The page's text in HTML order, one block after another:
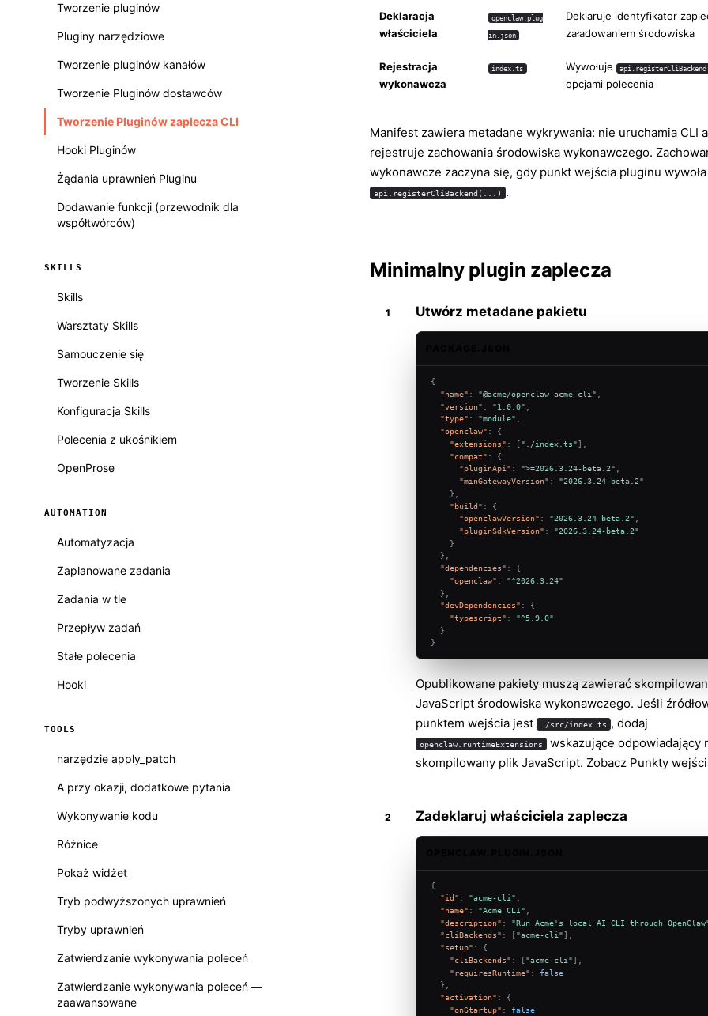
Tworzenie pluginów
Pluginy narzędziowe
Tworzenie pluginów kanałów
Tworzenie Pluginów dostawców
Tworzenie Pluginów zaplecza CLI
Hooki Pluginów
Żądania uprawnień Pluginu
Dodawanie funkcji (przewodnik dla
współtwórców)
SKILLS
Skills
Warsztaty Skills
Samouczenie się
Tworzenie Skills
Konfiguracja Skills
Polecenia z ukośnikiem
OpenProse
AUTOMATION
Automatyzacja
Zaplanowane zadania
Zadania w tle
Przepływ zadań
Stałe polecenia
Hooki
TOOLS
narzędzie apply_patch
A przy okazji, dodatkowe pytania
Wykonywanie kodu
Różnice
Pokaż widżet
Tryb podwyższonych uprawnień
Tryby uprawnień
Zatwierdzanie wykonywania poleceń
Zatwierdzanie wykonywania poleceń —
zaawansowane
Deklaracja
właściciela
openclaw.plug
in.json
Deklaruje identyfikator
załadowaniem środowiska
Rejestracja
wykonawcza
index.ts Wywołuje
opcjami polecenia
Manifest zawiera metadane wykrywania: nie uruchamia CLI
rejestruje zachowania środowiska wykonawczego.
wykonawcze zaczyna się, gdy punkt wejścia pluginu wywoła
api.registerCliBackend(...) .
Minimalny plugin zaplecza
Utwórz metadane pakietu
{
"name" : "@acme/openclaw-acme-cli"
"version" : "1.0.0"
"type" : "module" ,
"openclaw" :
{
"extensions" : ["./index.ts"]
"compat" :
{
"pluginApi" : ">=2026.3.24-beta.2"
"minGatewayVersion" :
"2026.3.24-beta.2"
}
"build" :
{
"openclawVersion" : "2026.3.24-beta.2"
"pluginSdkVersion" :
"2026.3.24-beta.2"
}
}
"dependencies" :
{
"openclaw" :
"^2026.3.24"
}
"devDependencies" :
{
"typescript" :
"^5.9.0"
}
}
Opublikowane pakiety muszą zawierać
JavaScript środowiska wykonawczego. Jeśli
punktem wejścia jest
./src/index.ts , dodaj
openclaw.runtimeExtensions wskazujące odpowiadający
skompilowany plik JavaScript. Zobacz Punkty
Zadeklaruj właściciela zaplecza
{
"id" : "acme-cli"
"name" : "Acme CLI"
"description" : "Run Acme's local AI CLI through
"cliBackends" : ["acme-cli"]
"setup" :
{
"cliBackends" : ["acme-cli"]
"requiresRuntime" :
false
}
"activation" :
{
"onStartup" :
false